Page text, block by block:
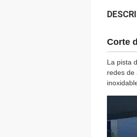
Corte
La pista
redes de